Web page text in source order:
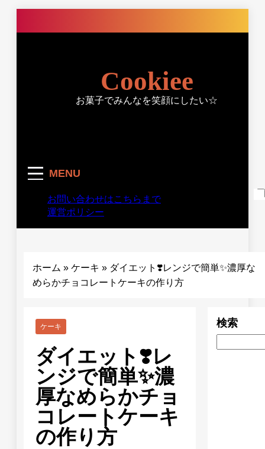
content
Cookiee
お菓子でみんなを笑顔にしたい☆
MENU
お問い合わせはこちらまで
運営ポリシー
ホーム » ケーキ » ダイエット❣️レンジで簡単✨濃厚な
めらかチョコレートケーキの作り方
ケーキ
ダイエット❣️レ
ンジで簡単✨濃
厚なめらかチョ
コレートケーキ
の作り方
検索